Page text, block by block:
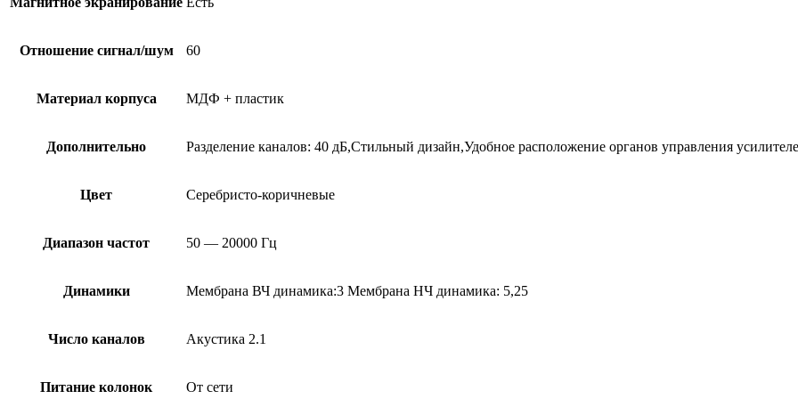
Отношение сигнал/шум 60
Материал корпуса МДФ + пластик
Дополнительно Разделение каналов: 40 дБ,Стильный дизайн,Удобное расположение органов управления
Цвет Серебристо-коричневые
Диапазон частот 50 — 20000 Гц
Динамики Мембрана ВЧ динамика:3 Мембрана НЧ динамика: 5,25
Число каналов Акустика 2.1
Питание колонок От сети